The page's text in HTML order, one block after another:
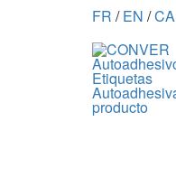
FR /EN /CA